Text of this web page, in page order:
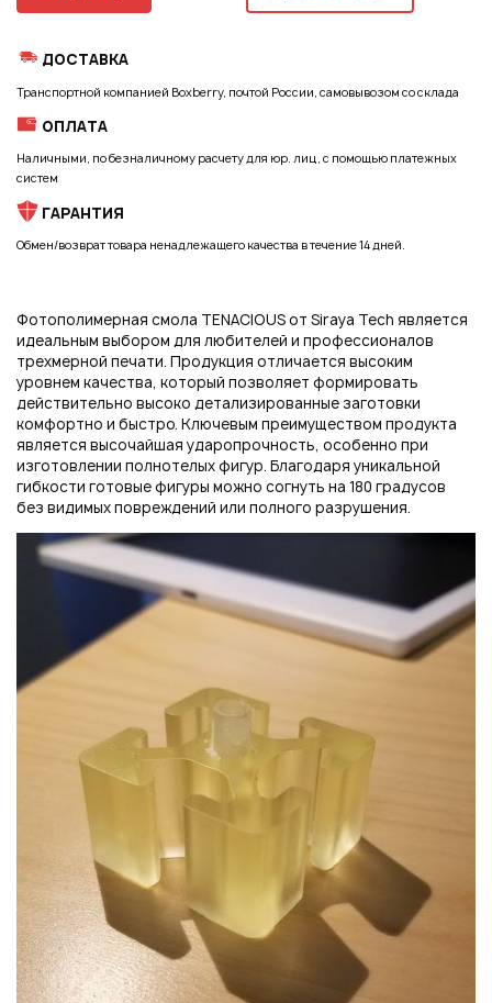
ДОСТАВКА
Транспортной компанией Boxberry, почтой России, самовывозом со склада
ОПЛАТА
Наличными, по безналичному расчету для юр. лиц, с помощью платежных
систем
ГАРАНТИЯ
Обмен/возврат товара ненадлежащего качества в течение 14 дней.
Фотополимерная смола TENACIOUS от Siraya Tech является
идеальным выбором для любителей и профессионалов
трехмерной печати. Продукция отличается высоким
уровнем качества, который позволяет формировать
действительно высоко детализированные заготовки
комфортно и быстро. Ключевым преимуществом продукта
является высочайшая ударопрочность, особенно при
изготовлении полнотелых фигур. Благодаря уникальной
гибкости готовые фигуры можно согнуть на 180 градусов
без видимых повреждений или полного разрушения.
Нажимая на кнопку "Отправить", вы даете согласие на обработку